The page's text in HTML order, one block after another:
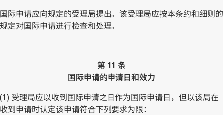
国际申请应向规定的受理局提出。该受理局应按本条约和细则的
规定对国际申请进行检查和处理。
第 11 条
国际申请的申请日和效力
(1) 受理局应以收到国际申请之日作为国际申请日，但以该局在
收到申请时认定该申请符合下列要求为限：